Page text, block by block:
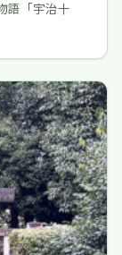
語「宇治十